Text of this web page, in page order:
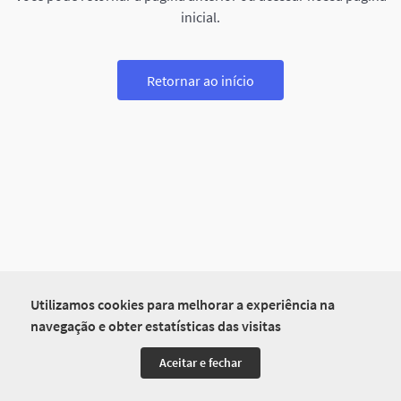
Utilizamos cookies para melhorar a experiência na
navegação e obter estatísticas das visitas
Aceitar e fechar
inicial.
Retornar ao início